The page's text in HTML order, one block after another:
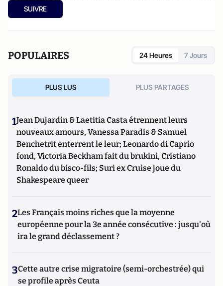
ans haut fonctionnaire à la Direction générale de l'énergie
de la Commission européenne. Auteur de 18 livres.
SUIVRE
POPULAIRES 24 Heures 7 Jours
PLUS LUS PLUS PARTAGES
1Jean Dujardin & Laetitia Casta étrennent leurs
nouveaux amours, Vanessa Paradis & Samuel
Benchetrit enterrent le leur; Leonardo di Caprio
fond, Victoria Beckham fait du brukini, Cristiano
Ronaldo du bisco-fils; Suri ex Cruise joue du
Shakespeare queer
2Les Français moins riches que la moyenne
européenne pour la 3e année consécutive : jusqu'où
ira le grand déclassement ?
3Cette autre crise migratoire (semi-orchestrée) qui
se profile après Ceuta